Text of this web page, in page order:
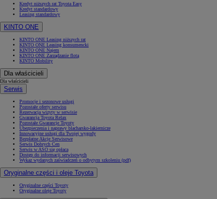
Kredyt niższych rat Toyota Easy
Kredyt standardowy
Leasing standardowy
KINTO ONE
KINTO ONE Leasing niższych rat
KINTO ONE Leasing konsumencki
KINTO ONE Najem
KINTO ONE Zarządzanie flotą
KINTO Mobility
Dla właścicieli
Dla właścicieli
Serwis
Promocje i sezonowe usługi
Pozostałe oferty serwisu
Rezerwacja wizyty w serwisie
Gwarancja Toyota Relax
Pozostałe Gwarancje Toyoty
Ubezpieczenia i naprawy blacharsko-lakiernicze
Innowacyjne usługi dla Twojej wygody
Bezpłatne Akcje Serwisowe
Serwis Dobrych Cen
Serwis w ASO się opłaca
Dostęp do informacji serwisowych
Wykaz wydanych zaświadczeń o odbytym szkoleniu (pdf)
Oryginalne części i oleje Toyota
Oryginalne części Toyoty
Oryginalne oleje Toyoty